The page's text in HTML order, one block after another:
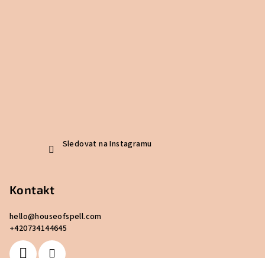
Sledovat na Instagramu
Kontakt
hello@houseofspell.com
+420734144645